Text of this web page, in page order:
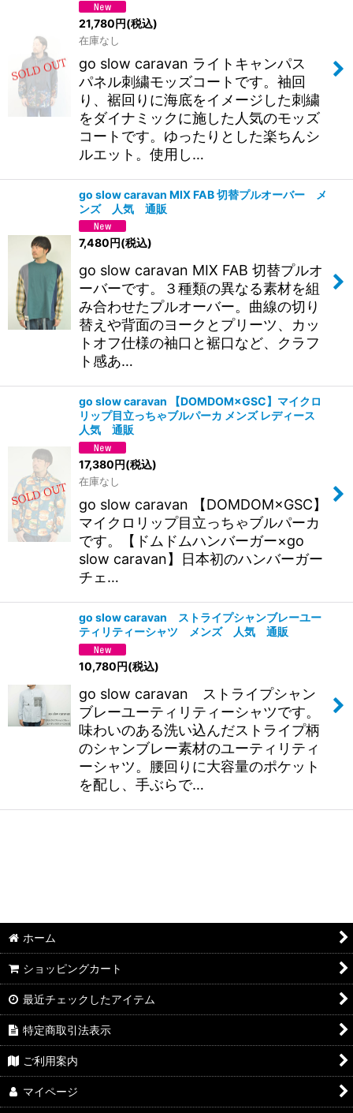
21,780円(税込)
在庫なし
go slow caravan ライトキャンパス
パネル刺繍モッズコートです。袖回
り、裾回りに海底をイメージした刺繍
をダイナミックに施した人気のモッズ
コートです。ゆったりとした楽ちんシ
ルエット。使用し…
go slow caravan MIX FAB 切替プルオーバー メ
ンズ 人気 通販
7,480円(税込)
go slow caravan MIX FAB 切替プルオ
ーバーです。３種類の異なる素材を組
み合わせたプルオーバー。曲線の切り
替えや背面のヨークとプリーツ、カッ
トオフ仕様の袖口と裾口など、クラフ
ト感あ…
go slow caravan 【DOMDOM×GSC】マイクロ
リップ目立っちゃブルパーカ メンズ レディース
人気 通販
17,380円(税込)
在庫なし
go slow caravan 【DOMDOM×GSC】
マイクロリップ目立っちゃブルパーカ
です。【ドムドムハンバーガー×go
slow caravan】日本初のハンバーガー
チェ…
go slow caravan ストライプシャンブレーユー
ティリティーシャツ メンズ 人気 通販
10,780円(税込)
go slow caravan ストライプシャン
ブレーユーティリティーシャツです。
味わいのある洗い込んだストライプ柄
のシャンブレー素材のユーティリティ
ーシャツ。腰回りに大容量のポケット
を配し、手ぶらで…
ホーム
ショッピングカート
最近チェックしたアイテム
特定商取引法表示
ご利用案内
マイページ